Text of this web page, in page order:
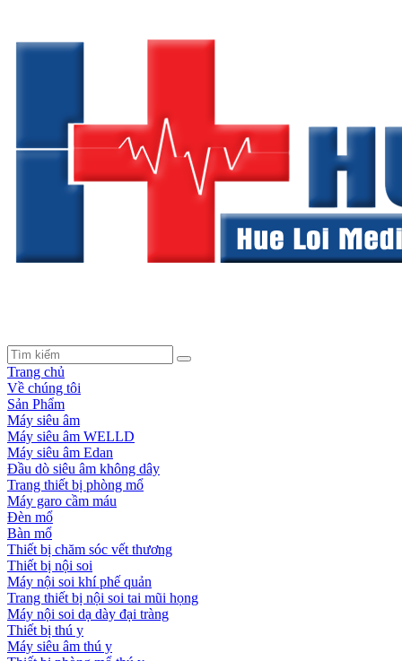
Trang chủ
Về chúng tôi
Sản Phẩm
Máy siêu âm
Máy siêu âm WELLD
Máy siêu âm Edan
Đầu dò siêu âm không dây
Trang thiết bị phòng mổ
Máy garo cầm máu
Đèn mổ
Bàn mổ
Thiết bị chăm sóc vết thương
Thiết bị nội soi
Máy nội soi khí phế quản
Trang thiết bị nội soi tai mũi họng
Máy nội soi dạ dày đại tràng
Thiết bị thú y
Máy siêu âm thú y